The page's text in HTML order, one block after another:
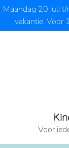
Ga naar de
Maandag 20 juli
vakantie. Voor
Voor